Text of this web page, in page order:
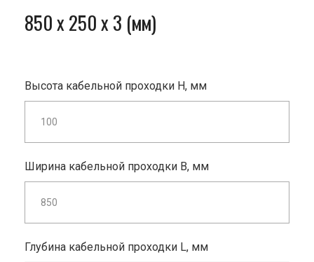
850 x 250 x 3 (мм)
Высота кабельной проходки H, мм
Ширина кабельной проходки B, мм
Глубина кабельной проходки L, мм